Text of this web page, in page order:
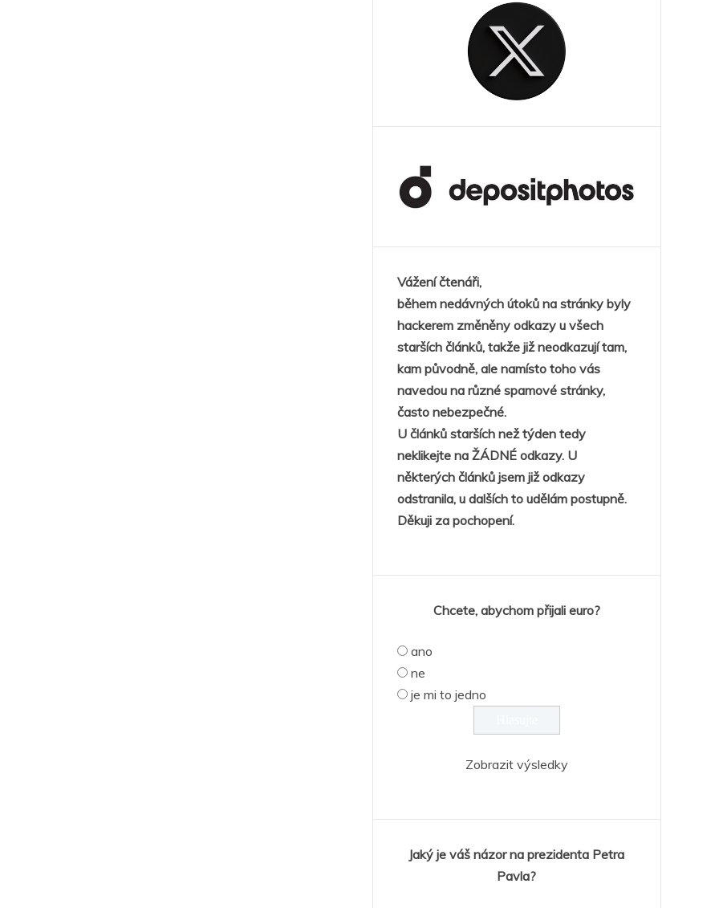
Vážení čtenáři,
během nedávných útoků na stránky byly
hackerem změněny odkazy u všech
starších článků, takže již neodkazují tam,
kam původně, ale namísto toho vás
navedou na různé spamové stránky,
často nebezpečné.
U článků starších než týden tedy
neklikejte na ŽÁDNÉ odkazy. U
některých článků jsem již odkazy
odstranila, u dalších to udělám postupně.
Děkuji za pochopení.
Chcete, abychom přijali euro?
ano
ne
je mi to jedno
Zobrazit výsledky
Jaký je váš názor na prezidenta Petra
Pavla?